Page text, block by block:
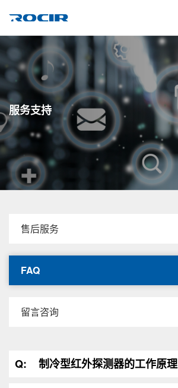
服务支持
售后服务
FAQ
留言咨询
Q: 制冷型红外探测器的工作原理